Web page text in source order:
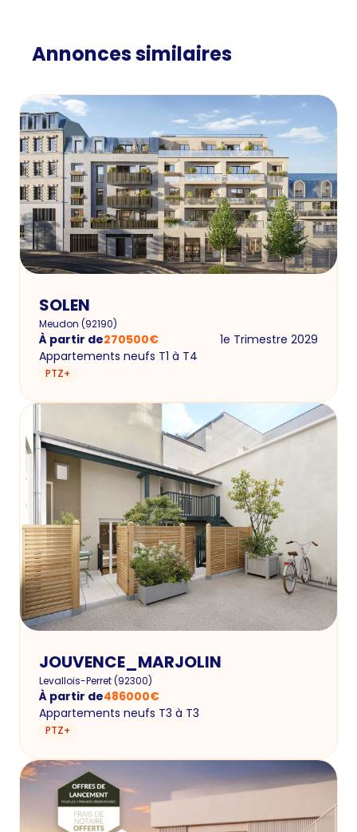
Annonces similaires
SOLEN
Meudon (92190)
À partir de270500€
1e Trimestre 2029
Appartements neufs T1 à T4
PTZ+
JOUVENCE_MARJOLIN
Levallois-Perret(92300)
À partir de486000€
Appartements neufs T3 à T3
PTZ+